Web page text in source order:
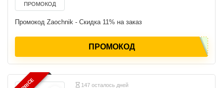
ПРОМОКОД
Промокод Zaochnik - Скидка 11% на заказ
ПРОМОКОД
147 осталось дней